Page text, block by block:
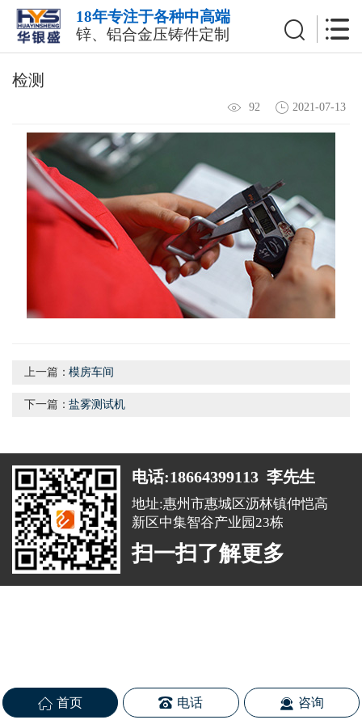
18年专注于各种中高端
锌、铝合金压铸件定制
检测
92 2021-07-13
上一篇：模房车间
下一篇：盐雾测试机
电话:18664399113 李先生
地址:惠州市惠城区沥林镇仲恺高
新区中集智谷产业园23栋
扫一扫了解更多
首页 电话 咨询